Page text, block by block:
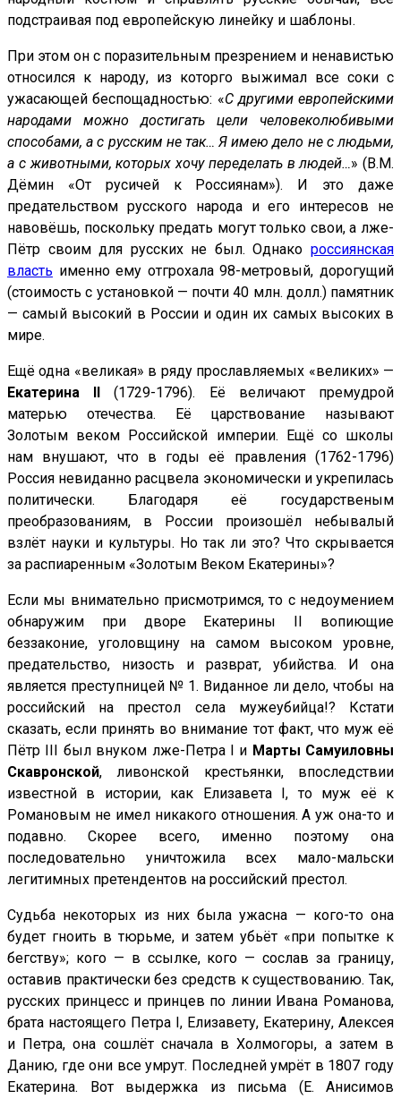
подстраивая под европейскую линейку и шаблоны.
При этом он с поразительным презрением и ненавистью
относился к народу, из которго выжимал все соки с
ужасающей беспощадностью: «С другими европейскими
народами можно достигать цели человеколюбивыми
способами, а с русским не так… Я имею дело не с людьми,
а с животными, которых хочу переделать в людей…» (В.М.
Дёмин «От русичей к Россиянам»). И это даже
предательством русского народа и его интересов не
навовёшь, поскольку предать могут только свои, а лже-
Пётр своим для русских не был. Однако россиянская
власть именно ему отгрохала 98-метровый, дорогущий
(стоимость с установкой — почти 40 млн. долл.) памятник
— самый высокий в России и один их самых высоких в
мире.
Ещё одна «великая» в ряду прославляемых «великих» —
Екатерина
(1729-1796). Её величают премудрой
матерью отечества. Её царствование называют
Золотым веком Российской империи. Ещё со школы
нам внушают, что в годы её правления (1762-1796)
Россия невиданно расцвела экономически и укрепилась
политически. Благодаря её государственым
преобразованиям, в России произошёл небывалый
взлёт науки и культуры. Но так ли это? Что скрывается
за распиаренным «Золотым Веком Екатерины»?
Если мы внимательно присмотримся, то с недоумением
обнаружим при дворе Екатерины II вопиющие
беззаконие, уголовщину на самом высоком уровне,
предательство, низость и разврат, убийства. И она
является преступницей № 1. Виданное ли дело, чтобы на
российский на престол села мужеубийца!? Кстати
сказать, если принять во внимание тот факт, что муж её
Пётр III был внуком лже-Петра I и Марты Самуиловны
Скавронской, ливонской крестьянки, впоследствии
известной в истории, как Елизавета I, то муж её к
Романовым не имел никакого отношения. А уж она-то и
подавно. Скорее всего, именно поэтому она
последовательно уничтожила всех мало-мальски
легитимных претендентов на российский престол.
Судьба некоторых из них была ужасна — кого-то она
будет гноить в тюрьме, и затем убьёт «при попытке к
бегству»; кого — в ссылке, кого — сослав за границу,
оставив практически без средств к существованию. Так,
русских принцесс и принцев по линии Ивана Романова,
брата настоящего Петра I, Елизавету, Екатерину, Алексея
и Петра, она сошлёт сначала в Холмогоры, а затем в
Данию, где они все умрут. Последней умрёт в 1807 году
Екатерина. Вот выдержка из письма (Е. Анисимов